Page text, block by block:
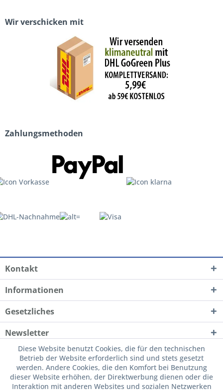
Wir verschicken mit
Zahlungsmethoden
Kontakt
Informationen
Gesetzliches
Newsletter
Diese Website benutzt Cookies, die für den technischen
Betrieb der Website erforderlich sind und stets gesetzt
werden. Andere Cookies, die den Komfort bei Benutzung
dieser Website erhöhen, der Direktwerbung dienen oder die
Interaktion mit anderen Websites und sozialen Netzwerken